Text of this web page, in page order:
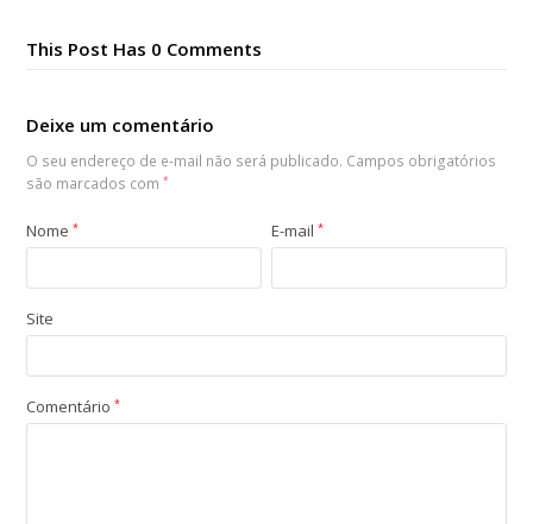
This Post Has 0 Comments
Deixe um comentário
O seu endereço de e-mail não será publicado. Campos obrigatórios
são marcados com*
Nome* E-mail*
Site
Comentário*